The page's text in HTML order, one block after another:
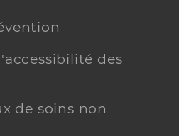
des
de soins non